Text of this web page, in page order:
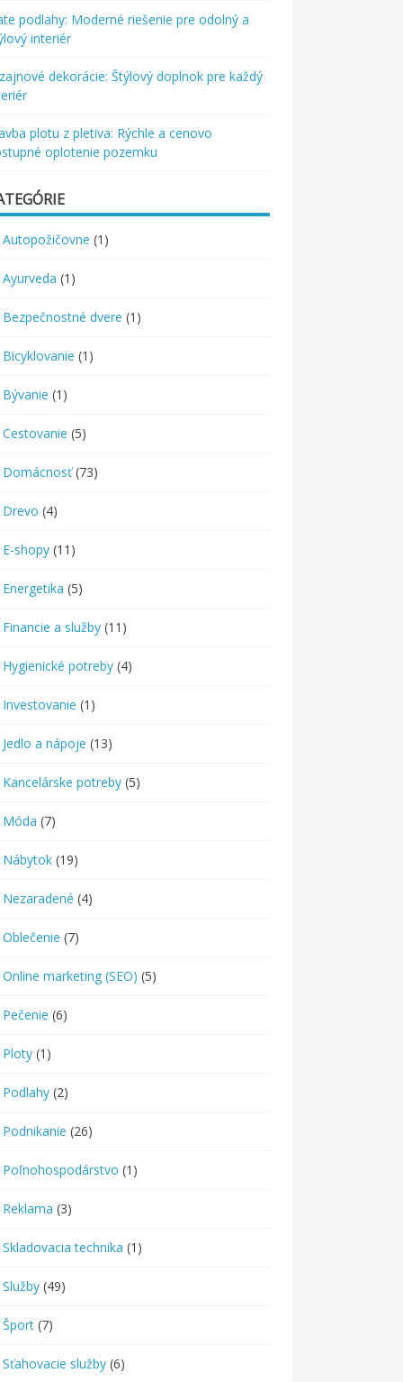
podlahy: Moderné riešenie pre odolný a
interiér
dekorácie: Štýlový doplnok pre každý
plotu z pletiva: Rýchle a cenovo
oplotenie pozemku
Autopožičovne (1)
Ayurveda (1)
Bezpečnostné dvere (1)
Bicyklovanie (1)
Bývanie (1)
Cestovanie (5)
Domácnosť(73)
Drevo (4)
E-shopy (11)
Energetika (5)
Financie a služby (11)
Hygienické potreby (4)
Investovanie (1)
Jedlo a nápoje (13)
Kancelárske potreby (5)
Móda (7)
Nábytok (19)
Nezaradené (4)
Oblečenie (7)
Online marketing (SEO) (5)
Pečenie (6)
Ploty (1)
Podlahy (2)
Podnikanie (26)
Poľnohospodárstvo (1)
Reklama (3)
Skladovacia technika (1)
Služby (49)
Šport (7)
Sťahovacie služby (6)